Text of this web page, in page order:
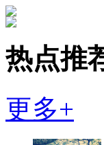
热点推
更多+